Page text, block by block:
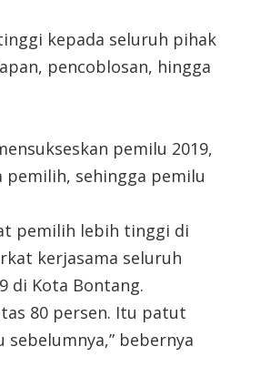
kepada seluruh pihak
pencoblosan, hingga
pemilu 2019,
pemilih, sehingga pemilu
pemilih lebih tinggi di
kerjasama seluruh
di Kota Bontang.
80 persen. Itu patut
bebernya